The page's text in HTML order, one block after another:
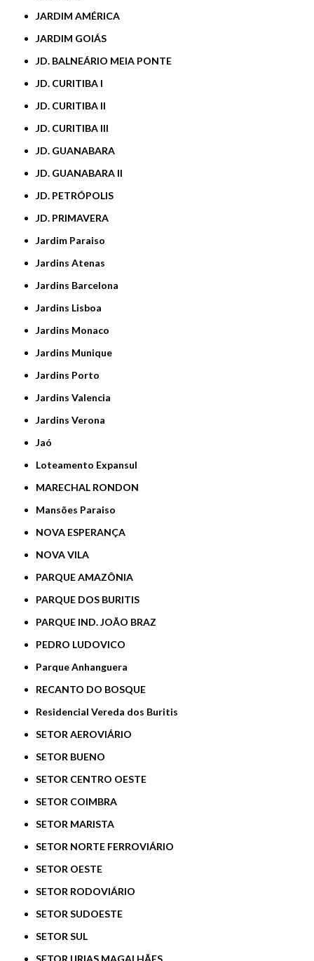
JARDIM AMÉRICA
JARDIM GOIÁS
JD. BALNEÁRIO MEIA PONTE
JD. CURITIBA I
JD. CURITIBA II
JD. CURITIBA III
JD. GUANABARA
JD. GUANABARA II
JD. PETRÓPOLIS
JD. PRIMAVERA
Jardim Paraiso
Jardins Atenas
Jardins Barcelona
Jardins Lisboa
Jardins Monaco
Jardins Munique
Jardins Porto
Jardins Valencia
Jardins Verona
Jaó
Loteamento Expansul
MARECHAL RONDON
Mansões Paraiso
NOVA ESPERANÇA
NOVA VILA
PARQUE AMAZÔNIA
PARQUE DOS BURITIS
PARQUE IND. JOÃO BRAZ
PEDRO LUDOVICO
Parque Anhanguera
RECANTO DO BOSQUE
Residencial Vereda dos Buritis
SETOR AEROVIÁRIO
SETOR BUENO
SETOR CENTRO OESTE
SETOR COIMBRA
SETOR MARISTA
SETOR NORTE FERROVIÁRIO
SETOR OESTE
SETOR RODOVIÁRIO
SETOR SUDOESTE
SETOR SUL
SETOR URIAS MAGALHÃES